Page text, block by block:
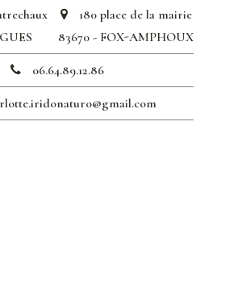
180 place de la mairie
83670 - FOX-AMPHOUX
06.64.89.12.86